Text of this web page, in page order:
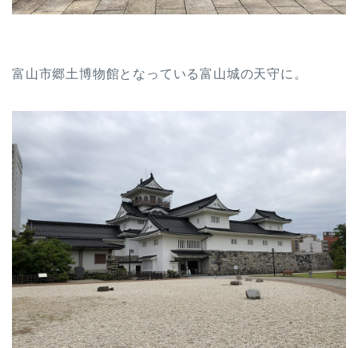
富山市郷土博物館となっている富山城の天守に。